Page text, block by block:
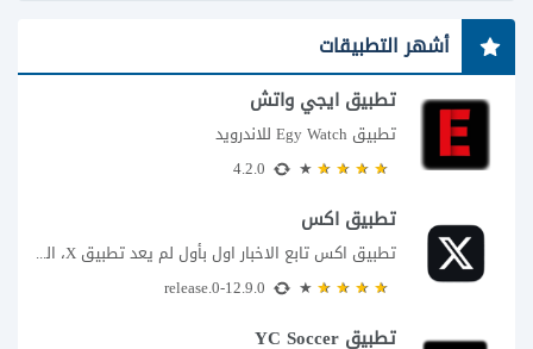
أشهر التطبيقات
تطبيق ايجي واتش
تطبيق Egy Watch للاندرويد
تطبيق اكس
تطبيق اكس تابع الاخبار اول بأول لم يعد تطبيق X، المعروف سابقا باسم تويتر،...
تطبيق YC Soccer